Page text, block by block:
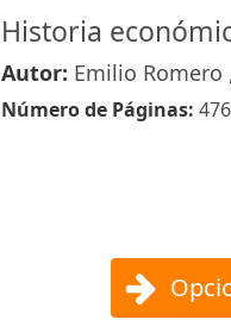
Historia
Autor: Emilio Romero
Número de Páginas: 476